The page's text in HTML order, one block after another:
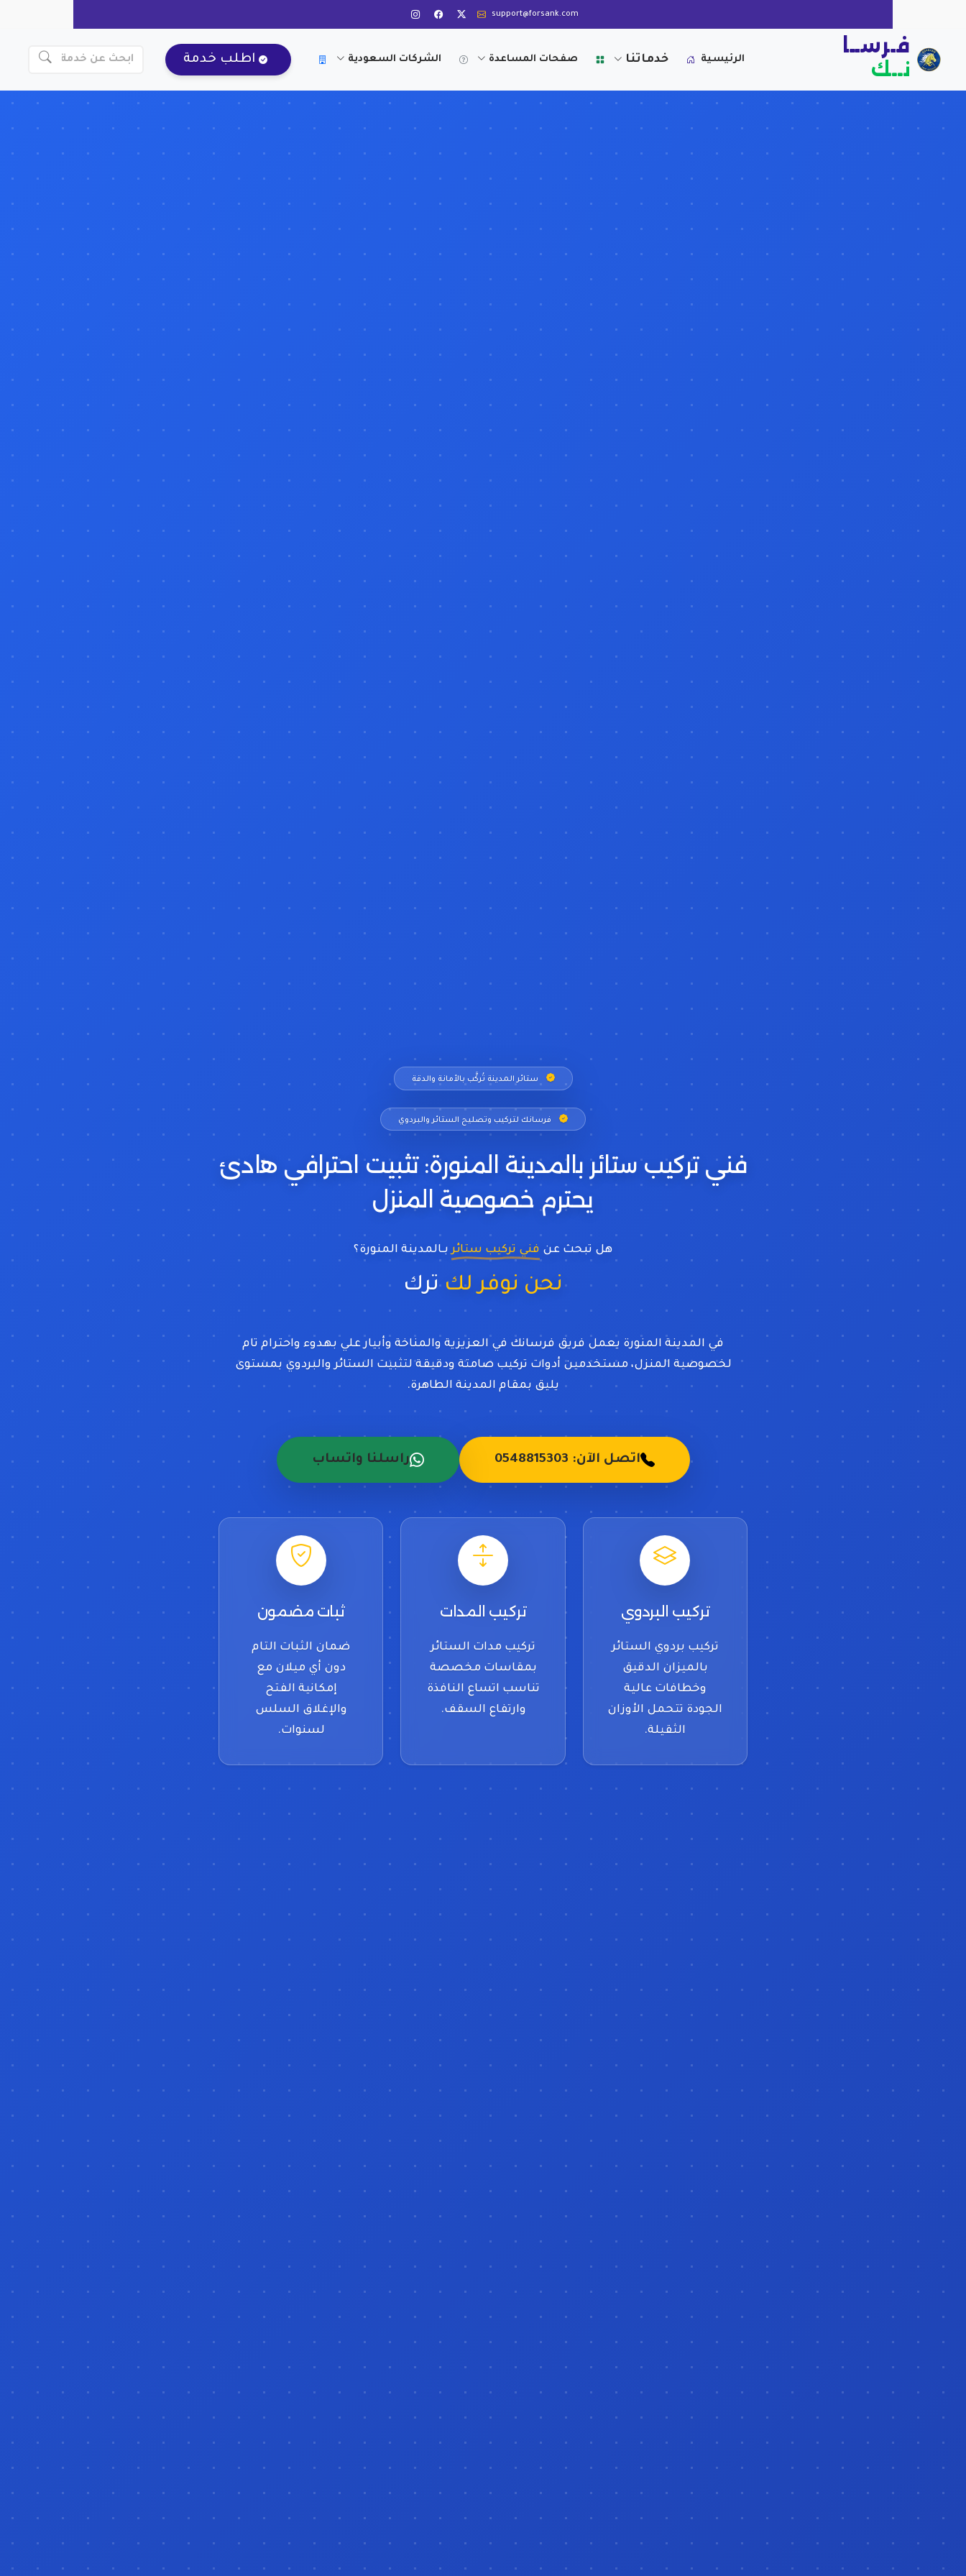
support@forsank.com
فـرســا
نــك الرئيسية خدماتنا صفحات المساعدة الشركات السعودية اطلب خدمة
ستائر المدينة تُركَّب بالأمانة والدقة
فرسانك لتركيب وتصليح الستائر والبردوي
فني تركيب ستائر بالمدينة المنورة: تثبيت احترافي هادئ
يحترم خصوصية المنزل
هل تبحث عن فني تركيب ستائربـالمدينة المنورة؟
نحن نوفر لك فني ستا
في المدينة المنورة يعمل فريق فرسانك في العزيزية والمناخة وأبيار علي بهدوء واحترام تام
لخصوصية المنزل، مستخدمين أدوات تركيب صامتة ودقيقة لتثبيت الستائر والبردوي بمستوى
يليق بمقام المدينة الطاهرة.
اتصل الآن: 0548815303 راسلنا واتساب
تركيب البردوي
تركيب بردوي الستائر
بالميزان الدقيق
وخطافات عالية
الجودة تتحمل الأوزان
الثقيلة.
تركيب المدات
تركيب مدات الستائر
بمقاسات مخصصة
تناسب اتساع النافذة
وارتفاع السقف.
ثبات مضمون
ضمان الثبات التام
دون أي ميلان مع
إمكانية الفتح
والإغلاق السلس
لسنوات.